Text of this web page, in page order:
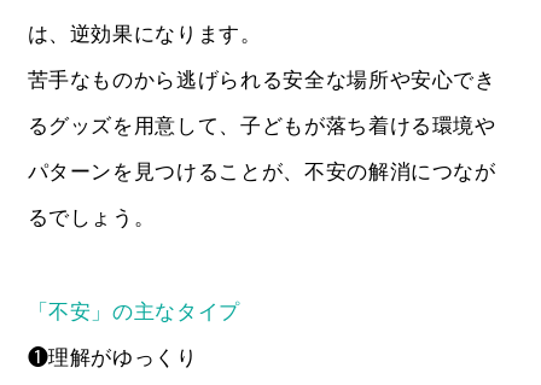
は、逆効果になります。
苦手なものから逃げられる安全な場所や安心でき
るグッズを用意して、子どもが落ち着ける環境や
パターンを見つけることが、不安の解消につなが
るでしょう。
「不安」の主なタイプ
❶理解がゆっくり